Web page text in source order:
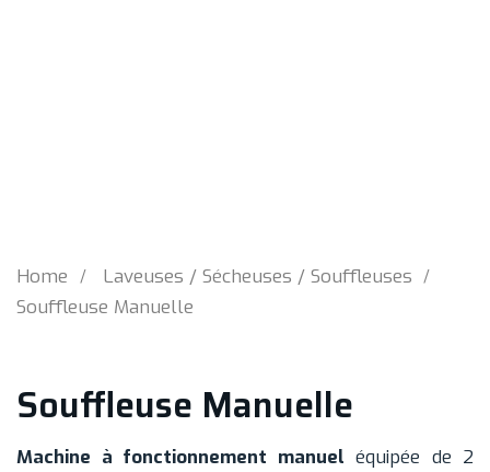
Home
Laveuses / Sécheuses / Souffleuses
Souffleuse Manuelle
Souffleuse Manuelle
Machine à fonctionnement manuel équipée de 2